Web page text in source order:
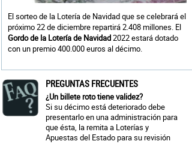
El sorteo de la Lotería de Navidad que se celebrará el
próximo 22 de diciembre repartirá 2.408 millones. El
Gordo de la Lotería de Navidad2022 estará dotado
con un premio 400.000 euros al décimo.
PREGUNTAS FRECUENTES
¿Un billete roto tiene validez?
Si su décimo está deteriorado debe
presentarlo en una administración para
que ésta, la remita a Loterías y
Apuestas del Estado para su revisión